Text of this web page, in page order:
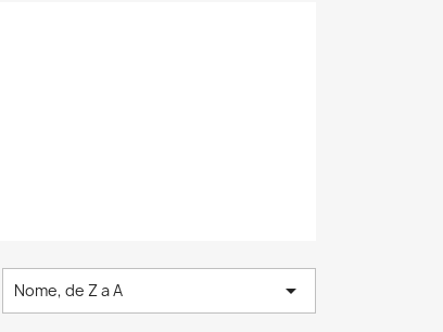
Nome, de Z a A 